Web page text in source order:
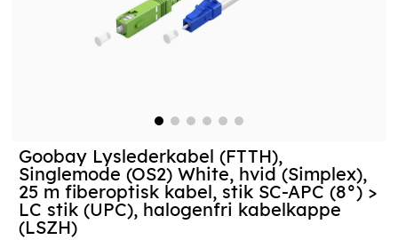
Goobay Lyslederkabel (FTTH),
Singlemode (OS2) White, hvid (Simplex),
25 m fiberoptisk kabel, stik SC-APC (8°) >
LC stik (UPC), halogenfri kabelkappe
(LSZH)